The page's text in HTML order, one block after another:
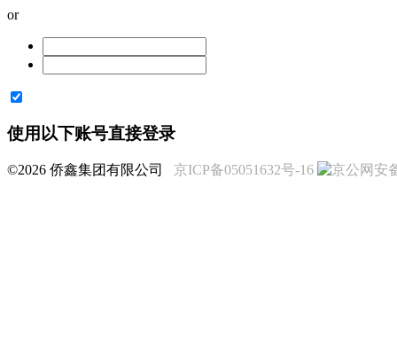
or
使用以下账号直接登录
©2026 侨鑫集团有限公司 京ICP备05051632号-16 京公网安